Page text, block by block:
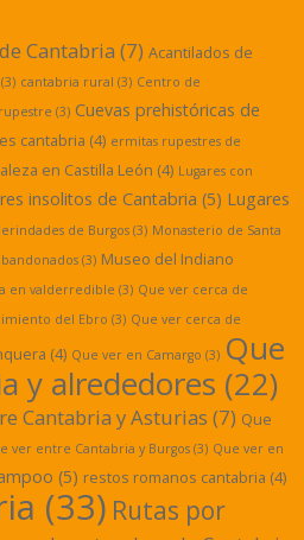
Cantabria (7) Acantilados de
(3) cantabria rural (3) Centro de
(3) Cuevas prehistóricas de
cantabria (4) ermitas rupestres de
en Castilla León (4) Lugares con
insolitos de Cantabria (5) Lugares
de Burgos (3) Monasterio de Santa
(3) Museo del Indiano
en valderredible (3) Que ver cerca de
del Ebro (3) Que ver cerca de
(4) Que ver en Camargo (3) Que
y alrededores (22)
Cantabria y Asturias (7) Que
ver entre Cantabria y Burgos (3) Que ver en
(5) restos romanos cantabria (4)
(33) Rutas por